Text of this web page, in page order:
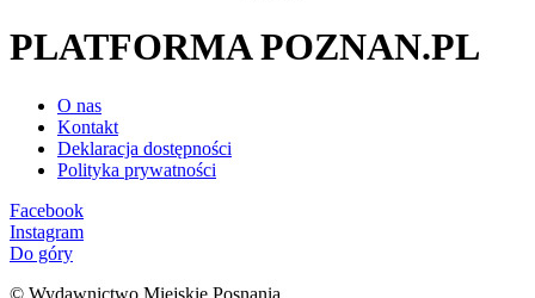
PLATFORMA POZNAN.PL
O nas
Kontakt
Deklaracja dostępności
Polityka prywatności
Facebook
Instagram
Do góry
© Wydawnictwo Miejskie Posnania